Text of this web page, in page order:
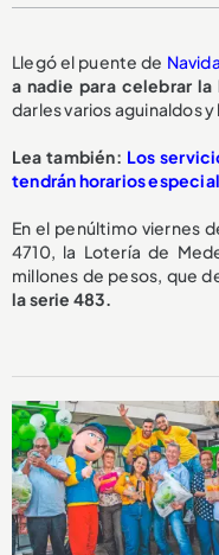
Llegó el puente de
a nadie para celebrar
darles varios aguinaldos
Lea también: Los
tendrán horarios
En el penúltimo viernes
4710, la Lotería de
millones de pesos, que
la serie 483.